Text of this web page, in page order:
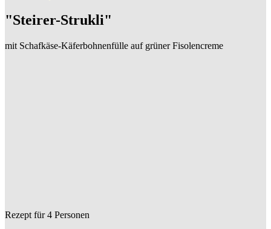
"Steirer-Strukli"
mit Schafkäse-Käferbohnenfülle auf grüner Fisolencreme
Rezept für 4 Personen